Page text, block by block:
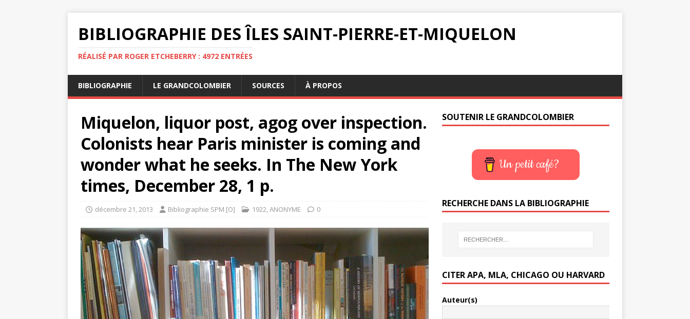
BIBLIOGRAPHIE DES ÎLES SAINT-PIERRE-ET-MIQUELON
RÉALISÉ PAR ROGER ETCHEBERRY : 4972 ENTRÉES
BIBLIOGRAPHIE LE GRANDCOLOMBIER SOURCES À PROPOS
Miquelon, liquor post, agog over inspection.
Colonists hear Paris minister is coming and
wonder what he seeks. In The New York
times, December 28, 1 p.
décembre 21, 2013 Bibliographie SPM [O] 1922,ANONYME 0
SOUTENIR LE GRANDCOLOMBIER
Un petit café?
RECHERCHE DANS LA BIBLIOGRAPHIE
CITER APA, MLA, CHICAGO OU HARVARD
Auteur(s)